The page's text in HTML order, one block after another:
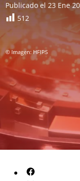
Publicado el 23 Ene
512
© Imagen: HFIPS